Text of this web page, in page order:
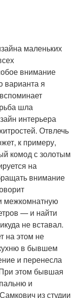
маленьких
внимание
варианта я
шла
интерьера
Отвлечь
к примеру,
комод с золотым
на
внимание
межкомнатную
— и найти
не вставал.
на этом не
в бывшем
и перенесла
этом бывшая
и
из студии